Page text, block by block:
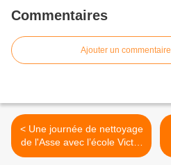
Commentaires
Ajouter un commentaire
< Une journée de nettoyage
de l'Asse avec l’école Victor
Hugo de Barrême et